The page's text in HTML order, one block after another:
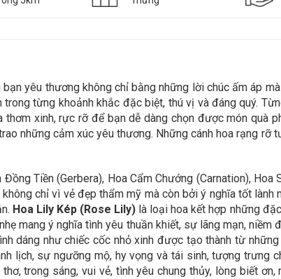
yêu thương không chỉ bằng những lời chúc ấm áp
từng khoảnh khắc đặc biệt, thú vị và đáng quý.
xinh, rực rỡ để bạn dễ dàng chọn được món quà
những cảm xúc yêu thương. Những cánh hoa rạng rỡ
Tiền (Gerbera), Hoa Cẩm Chướng (Carnation), Hoa
chỉ vì vẻ đẹp thẩm mỹ mà còn bởi ý nghĩa tốt
Hoa Lily Kép (Rose Lily) là loại hoa kết hợp những
mang ý nghĩa tình yêu thuần khiết, sự lãng mạn, niềm
dáng như chiếc cốc nhỏ xinh được tạo thành từ những
lịch, sự ngưỡng mộ, hy vọng và tái sinh, tượng trưng
trong sáng, vui vẻ, tình yêu chung thủy, lòng biết